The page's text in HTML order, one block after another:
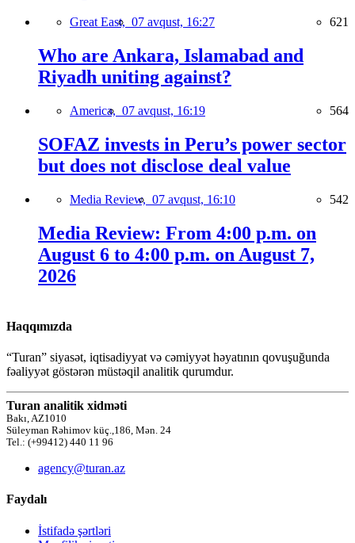
Great East, 07 avqust, 16:27 621
Who are Ankara, Islamabad and
Riyadh uniting against?
America, 07 avqust, 16:19 564
SOFAZ invests in Peru’s power sector
but does not disclose deal value
Media Review, 07 avqust, 16:10 542
Media Review: From 4:00 p.m. on
August 6 to 4:00 p.m. on August 7,
2026
Haqqımızda
“Turan” siyasət, iqtisadiyyat və cəmiyyət həyatının qovuşuğunda
fəaliyyət göstərən müstəqil analitik qurumdur.
Turan analitik xidməti
Bakı, AZ1010
Süleyman Rəhimov küç.,186, Mən. 24
Tel.: (+99412) 440 11 96
agency@turan.az
Faydalı
İstifadə şərtləri